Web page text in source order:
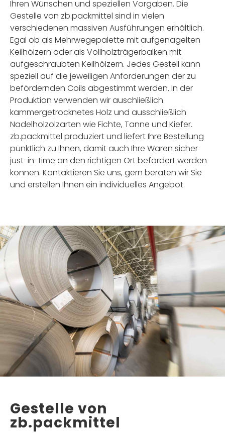
Ihren Wünschen und speziellen Vorgaben. Die
Gestelle von zb.packmittel sind in vielen
verschiedenen massiven Ausführungen erhältlich.
Egal ob als Mehrwegepalette mit aufgenagelten
Keilhölzern oder als Vollholzträgerbalken mit
aufgeschraubten Keilhölzern. Jedes Gestell kann
speziell auf die jeweiligen Anforderungen der zu
befördernden Coils abgestimmt werden. In der
Produktion verwenden wir auschließlich
kammergetrocknetes Holz und ausschließlich
Nadelholzolzarten wie Fichte, Tanne und Kiefer.
zb.packmittel produziert und liefert Ihre Bestellung
pünktlich zu Ihnen, damit auch Ihre Waren sicher
just-in-time an den richtigen Ort befördert werden
können. Kontaktieren Sie uns, gern beraten wir Sie
und erstellen Ihnen ein individuelles Angebot.
Gestelle von
zb.packmittel